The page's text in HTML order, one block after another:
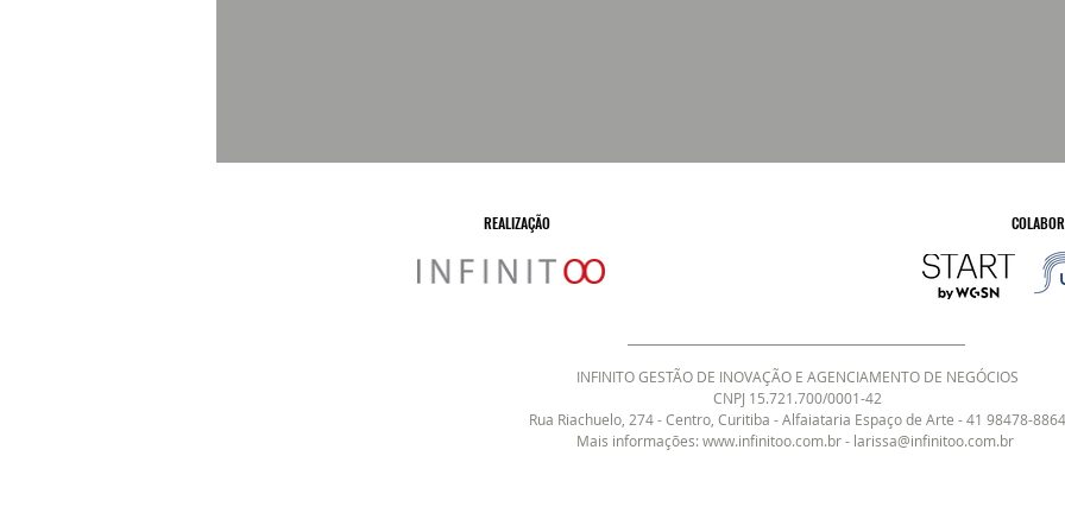
REALIZAÇÃO
INFINITO GESTÃO DE INOVAÇÃO E AGENCIAMENTO DE NEGÓCIOS​
CNPJ 15.721.700/0001-42
Rua Riachuelo, 274 - Centro, Curitiba - Alfaiataria Espaço de Arte - 41 98478-8864
Mais informações: www.infinitoo.com.br- larissa@infinitoo.com.br